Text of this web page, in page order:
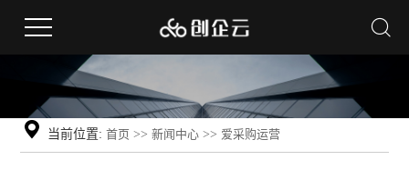
当前位置: 首页 >>新闻中心 >> 爱采购运营